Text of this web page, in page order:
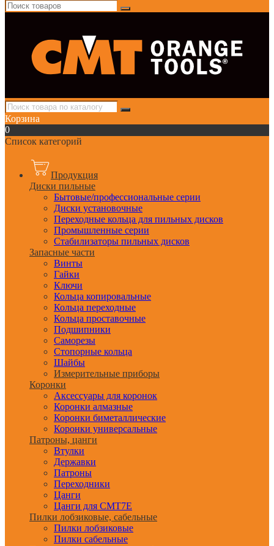
Корзина
0
Список категорий
Продукция
Диски пильные
Бытовые/профессиональные серии
Диски установочные
Переходные кольца для пильных дисков
Промышленные серии
Стабилизаторы пильных дисков
Запасные части
Винты
Гайки
Ключи
Кольца копировальные
Кольца переходные
Кольца проставочные
Подшипники
Саморезы
Стопорные кольца
Шайбы
Измерительные приборы
Коронки
Аксессуары для коронок
Коронки алмазные
Коронки биметаллические
Коронки универсальные
Патроны, цанги
Втулки
Державки
Патроны
Переходники
Цанги
Цанги для CMT7E
Пилки лобзиковые, сабельные
Пилки лобзиковые
Пилки сабельные